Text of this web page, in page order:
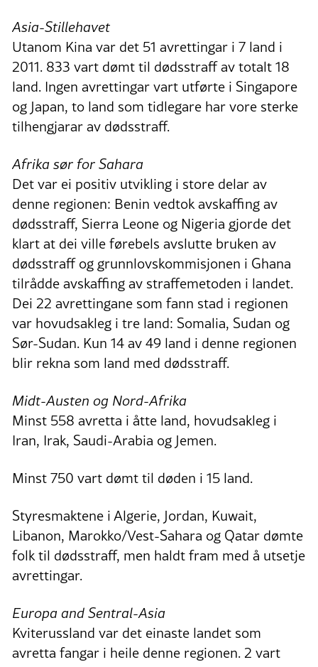
Asia-Stillehavet
Utanom Kina var det 51 avrettingar i 7 land i
2011. 833 vart dømt til dødsstraff av totalt 18
land. Ingen avrettingar vart utførte i Singapore
og Japan, to land som tidlegare har vore sterke
tilhengjarar av dødsstraff.
Afrika sør for Sahara
Det var ei positiv utvikling i store delar av
denne regionen: Benin vedtok avskaffing av
dødsstraff, Sierra Leone og Nigeria gjorde det
klart at dei ville førebels avslutte bruken av
dødsstraff og grunnlovskommisjonen i Ghana
tilrådde avskaffing av straffemetoden i landet.
Dei 22 avrettingane som fann stad i regionen
var hovudsakleg i tre land: Somalia, Sudan og
Sør-Sudan. Kun 14 av 49 land i denne regionen
blir rekna som land med dødsstraff.
Midt-Austen og Nord-Afrika
Minst 558 avretta i åtte land, hovudsakleg i
Iran, Irak, Saudi-Arabia og Jemen.
Minst 750 vart dømt til døden i 15 land.
Styresmaktene i Algerie, Jordan, Kuwait,
Libanon, Marokko/Vest-Sahara og Qatar dømte
folk til dødsstraff, men haldt fram med å utsetje
avrettingar.
Europa and Sentral-Asia
Kviterussland var det einaste landet som
avretta fangar i heile denne regionen. 2 vart